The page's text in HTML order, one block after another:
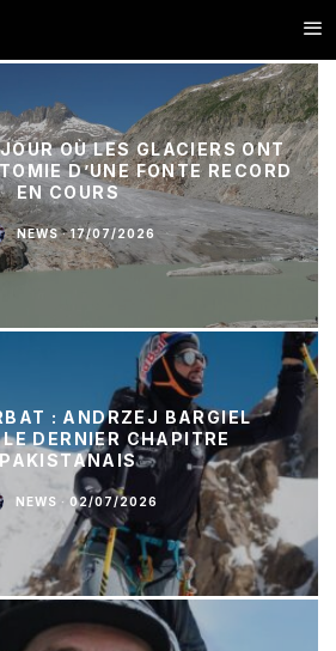
OÙ LES GLACIERS ONT
D’UNE FONTE RECORD
EN COURS
NEWS · 17/07/2026
: ANDRZEJ BARGIEL
LE DERNIER CHAPITRE
PAKISTANAIS
NEWS · 02/07/2026